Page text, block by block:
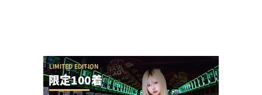
SAO夜空の回転体狙い打ち攻略法は出来るの？プ
ラススタートに本当に入らないんだが